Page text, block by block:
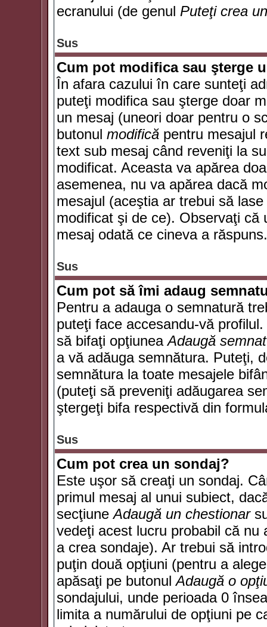
ecranului (de genul Puteţi crea
Sus
Cum pot modifica sau şterge
În afara cazului în care sunteţi
puteţi modifica sau şterge doar
un mesaj (uneori doar pentru o
butonul modifică pentru mesajul
text sub mesaj când reveniţi la
modificat. Aceasta va apărea
asemenea, nu va apărea dacă
mesajul (aceştia ar trebui să
modificat şi de ce). Observaţi că
mesaj odată ce cineva a răspuns.
Sus
Cum pot să îmi adaug
Pentru a adauga o semnatură
puteţi face accesandu-vă
să bifaţi opţiuneaAdaugă
a vă adăuga semnătura. Puteţi,
semnătura la toate mesajele
(puteţi să preveniţi adăugarea
ştergeţi bifa respectivă din
Sus
Cum pot crea un sondaj?
Este uşor să creaţi un sondaj.
primul mesaj al unui subiect,
secţiuneAdaugă un chestionar
vedeţi acest lucru probabil că nu
a crea sondaje). Ar trebui să
puţin două opţiuni (pentru a
apăsaţi pe butonulAdaugă o
sondajului, unde perioada 0
limita a numărului de opţiuni pe